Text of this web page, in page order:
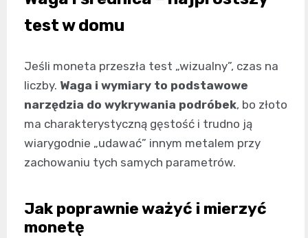
test w domu
Jeśli moneta przeszła test „wizualny”, czas na
liczby. Waga i wymiary to podstawowe
narzędzia do wykrywania podróbek, bo złoto
ma charakterystyczną gęstość i trudno ją
wiarygodnie „udawać” innym metalem przy
zachowaniu tych samych parametrów.
Jak poprawnie ważyć i mierzyć
monetę